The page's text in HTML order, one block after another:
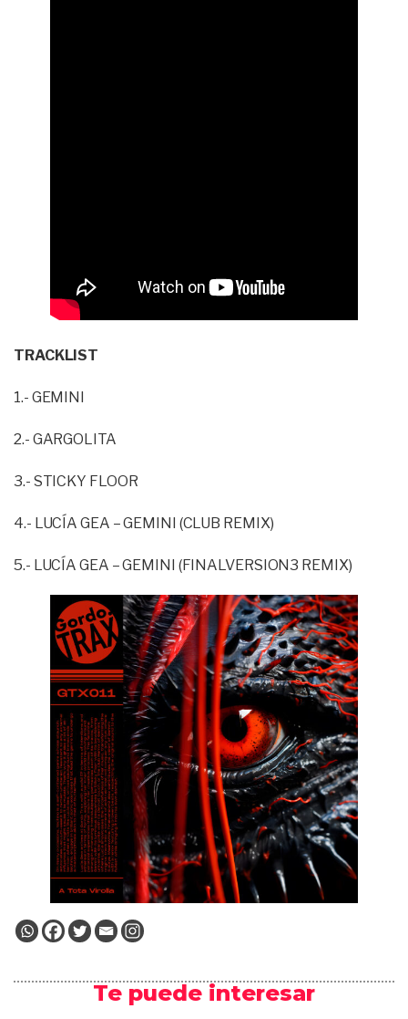
TRACKLIST
1.- GEMINI
2.- GARGOLITA
3.- STICKY FLOOR
4.- LUCÍA GEA – GEMINI (CLUB REMIX)
5.- LUCÍA GEA – GEMINI (FINALVERSION3 REMIX)
Te puede interesar